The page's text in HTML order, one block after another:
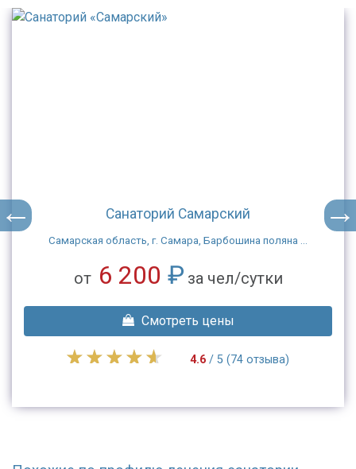
Санаторий Самарский
Самарская область, г. Самара, Барбошина поляна ...
от 6 200 ₽ за чел/сутки
Смотреть цены
4.6/ 5 (74 отзыва)